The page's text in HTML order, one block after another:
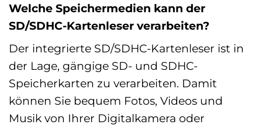
Welche Speichermedien kann der
SD/SDHC-Kartenleser verarbeiten?
Der integrierte SD/SDHC-Kartenleser ist in
der Lage, gängige SD- und SDHC-
Speicherkarten zu verarbeiten. Damit
können Sie bequem Fotos, Videos und
Musik von Ihrer Digitalkamera oder